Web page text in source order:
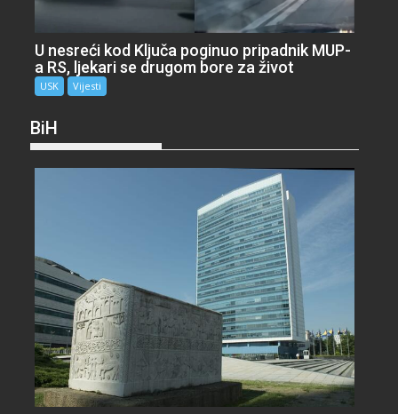
U nesreći kod Ključa poginuo pripadnik MUP-
a RS, ljekari se drugom bore za život
USK Vijesti
BiH